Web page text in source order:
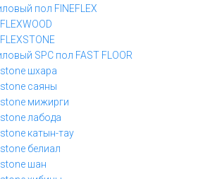
пол FINEFLEX
FLEXWOOD
FLEXSTONE
SPC пол FAST FLOOR
stone шхара
stone саяны
stone мижирги
stone лабода
stone катын-тау
stone белиал
stone шан